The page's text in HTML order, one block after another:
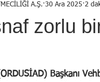
Selçuk ŞEN Osman
zorlu
A.Ş. 30 Ara 2025 2
Başkanı